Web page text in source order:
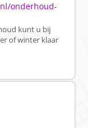
onderhoud-
kunt u bij
of winter klaar